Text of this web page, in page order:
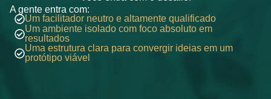
A gente entra com:
Um facilitador neutro e altamente qualificado
Um ambiente isolado com foco absoluto em
resultados
Uma estrutura clara para convergir ideias em um
protótipo viável